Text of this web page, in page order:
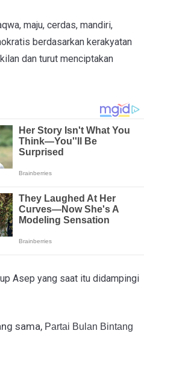
maju, cerdas, mandiri,
berdasarkan kerakyatan
dan turut menciptakan
Asep yang saat itu didampingi
sama, Partai Bulan Bintang